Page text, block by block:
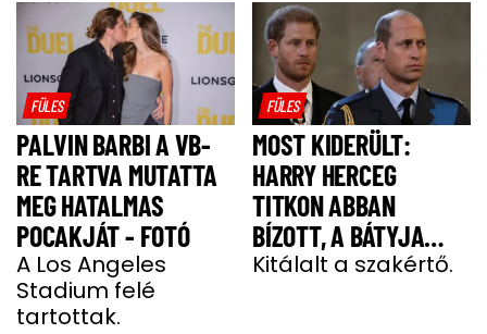
FÜLES
PALVIN BARBI A VB-
RE TARTVA MUTATTA
MEG HATALMAS
POCAKJÁT - FOTÓ
A Los Angeles
Stadium felé
tartottak.
FÜLES
MOST KIDERÜLT:
HARRY HERCEG
TITKON ABBAN
BÍZOTT, A BÁTYJA
KÖNYÖRÖGNI FOG NEKI
Kitálalt a szakértő.